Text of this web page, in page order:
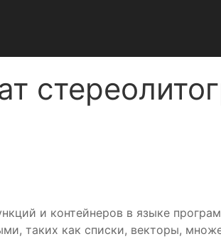
и контейнеров в языке
таких как списки, векторы,